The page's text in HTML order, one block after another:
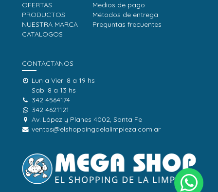
OFERTAS
PRODUCTOS
NUESTRA MARCA
CATALOGOS
Medios de pago
Métodos de entrega
Preguntas frecuentes
CONTACTANOS
Lun a Vier: 8 a 19 hs
Sab: 8 a 13 hs
342 4564174
342 4621121
Av. López y Planes 4002, Santa Fe
ventas@elshoppingdelalimpieza.com.ar